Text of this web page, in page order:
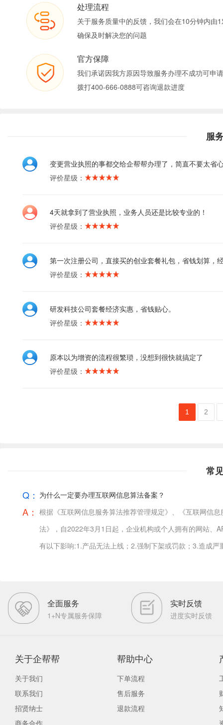
处理流程
关于服务质量中的反馈，我们会在10分钟内由
确保及时解决您的问题
官方保障
我们承诺因我方原因导致服务办理不成功可申
拨打400-666-0888可咨询退款进度
服
变更营业执照的事都交给企帮帮办理了，简直不要太省
评价星级：
4天就拿到了营业执照，业务人员还是比较专业的！
评价星级：
第一次注册公司，直接买的创业套餐礼包，省钱划算，
评价星级：
研发科技公司套餐经济实惠，省钱贴心。
评价星级：
原本以为增资的流程很繁琐，没想到很快就搞定了
评价星级：
1 2
常
Q： 为什么一定要办理互联网信息算法备案？
A： 根据《互联网信息服务算法推荐管理规定》、《互联网信
法》，自2022年3月1日起，企业机构或个人拥有的网站、
有以下影响:1.产品无法上线；2.强制下架或罚款；3.造成
全面服务
1+N专属服务保障
实时反馈
进度实时反馈
关于企帮帮
关于我们
联系我们
招贤纳士
商务合作
帮助中心
下单流程
售后服务
退款流程